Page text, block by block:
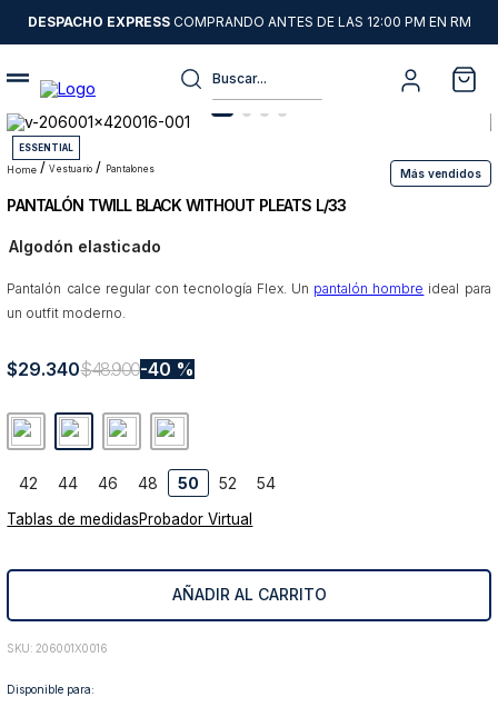
DESPACHO EXPRESSCOMPRANDO ANTES DE LAS 12:00 PM EN RM
Buscar...
ESSENTIAL
vestuario
pantalones Más vendidos
PANTALÓN TWILL BLACK WITHOUT PLEATS L/33
Algodón elasticado
Pantalón calce regular con tecnología Flex. Un pantalón hombre ideal para
un outfit moderno.
$29.340$48.900 40 %
42 44 46 48 50 52 54
Tablas de medidasProbador Virtual
AÑADIR AL CARRITO
: 206001X0016
Disponible para:
Términos más buscados
1.
sweater
2.
chaquetas
3.
camisas
4.
pantalon
6.
jeans
8.
blazer
9.
poleron
10. abrigo